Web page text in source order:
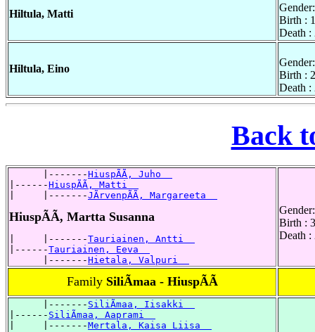
Hiltula, Matti
Birth :
Death :
Hiltula, Eino
Birth :
Death :
Back
      |-------
HiuspÃÃ, Juho
|------HiuspÃÃ, Matti
|     |-------JÃrvenpÃÃ, Margareeta
HiuspÃÃ, Martta Susanna
|     |-------Tauriainen, Antti
|------Tauriainen, Eeva
      |-------
Hietala, Valpuri
Birth :
Death
Family SiliÃmaa - HiuspÃÃ
      |-------
SiliÃmaa, Iisakki
|------ SiliÃmaa, Aaprami
|     |-------Mertala, Kaisa Liisa